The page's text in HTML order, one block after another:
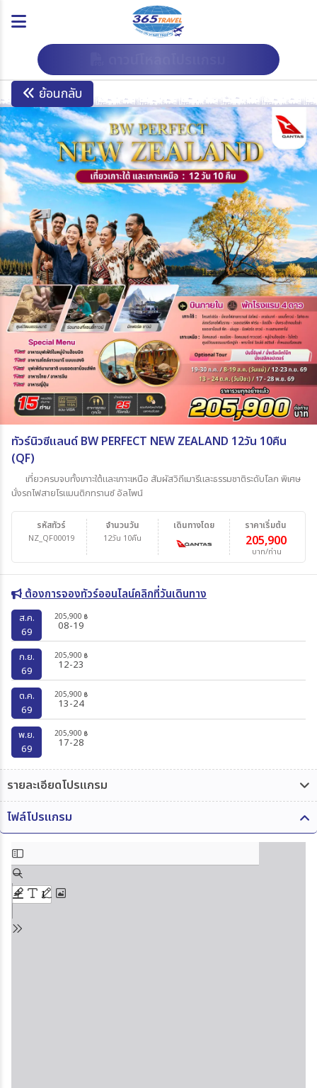
ย้อนกลับ
ทัวร์นิวซีแลนด์ BW PERFECT NEW ZEALAND 12วัน 10คืน
(QF)
เที่ยวครบจบทั้งเกาะใต้และเกาะเหนือ สัมผัสวิถีเมารีและธรรมชาติระดับโลก พิเศษ
นั่งรถไฟสายโรแมนติกทรานซ์ อัลไพน์
รหัสทัวร์
NZ_QF00019
จำนวนวัน
12วัน 10คืน
ราคาเริ่มต้น
205,900
บาท/ท่าน
เดินทางโดย
ต้องการจองทัวร์ออนไลน์คลิกที่วันเดินทาง
ส.ค.
69
205,900 ฿
08-19
ก.ย.
69
205,900 ฿
12-23
ต.ค.
69
205,900 ฿
13-24
พ.ย.
69
205,900 ฿
17-28
รายละเอียดโปรแกรม
ไฟล์โปรแกรม